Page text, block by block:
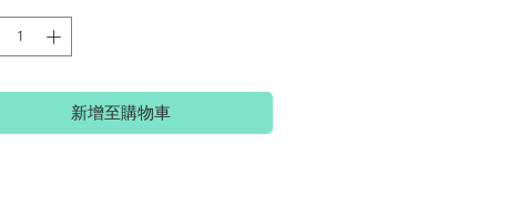
新增至購物車